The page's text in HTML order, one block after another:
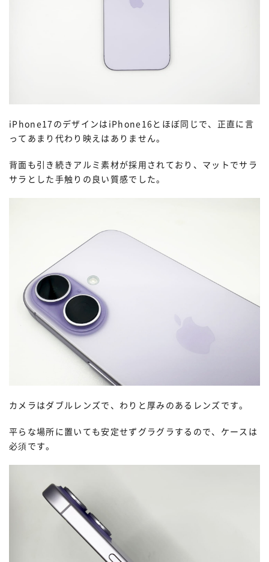
iPhone17のデザインはiPhone16とほぼ同じで、正直に言
ってあまり代わり映えはありません。
背面も引き続きアルミ素材が採用されており、マットでサラ
サラとした手触りの良い質感でした。
カメラはダブルレンズで、わりと厚みのあるレンズです。
平らな場所に置いても安定せずグラグラするので、ケースは
必須です。